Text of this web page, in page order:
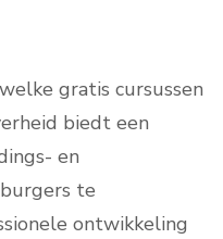
gratis cursussen
biedt een
en
te
ontwikkeling